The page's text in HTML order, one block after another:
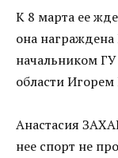
К 8 марта ее
она
начальником
области
Анастасия
нее спорт не